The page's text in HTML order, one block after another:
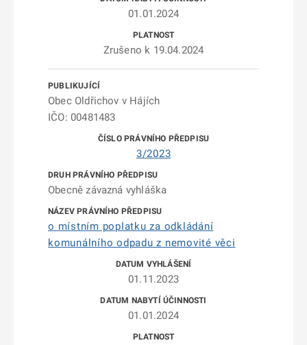
01.01.2024
Zrušeno k 19.04.2024
Obec Oldřichov v Hájích
IČO: 00481483
3/2023
Obecně závazná vyhláška
o místním poplatku za odkládání
komunálního odpadu z nemovité věci
01.11.2023
01.01.2024